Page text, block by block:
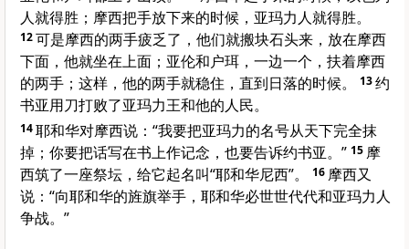
人就得胜；摩西把手放下来的时候，亚玛力人就得胜。
12可是摩西的两手疲乏了，他们就搬块石头来，放在摩西
下面，他就坐在上面；亚伦和户珥，一边一个，扶着摩西
的两手；这样，他的两手就稳住，直到日落的时候。
13约
书亚用刀打败了亚玛力王和他的人民。
14耶和华对摩西说：“我要把亚玛力的名号从天下完全抹
掉；你要把话写在书上作记念，也要告诉约书亚。” 15 摩
西筑了一座祭坛，给它起名叫“耶和华尼西”。
16 摩西又
说：“向耶和华的旌旗举手，耶和华必世世代代和亚玛力人
争战。”